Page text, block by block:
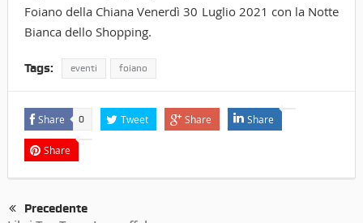
Foiano della Chiana Venerdì 30 Luglio 2021 con la Notte
Bianca dello Shopping.
Tags: eventi foiano
Share 0 Tweet Share Share
Share
Precedente